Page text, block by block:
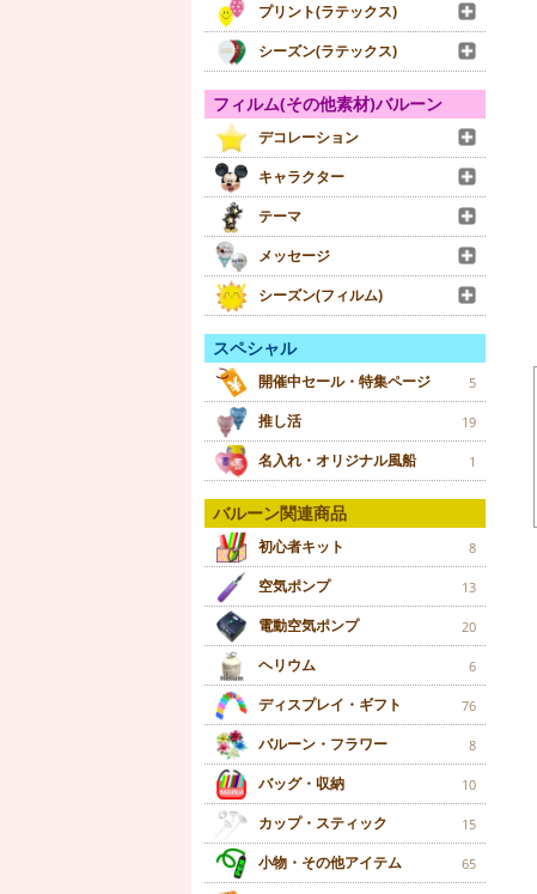
プリント(ラテックス)
シーズン(ラテックス)
フィルム(その他素材)バルーン
デコレーション
キャラクター
テーマ
メッセージ
シーズン(フィルム)
スペシャル
開催中セール・特集ページ 5
推し活 19
名入れ・オリジナル風船 1
バルーン関連商品
初心者キット 8
空気ポンプ 13
電動空気ポンプ 20
ヘリウム 6
ディスプレイ・ギフト 76
バルーン・フラワー 8
バッグ・収納 10
カップ・スティック 15
小物・その他アイテム 65